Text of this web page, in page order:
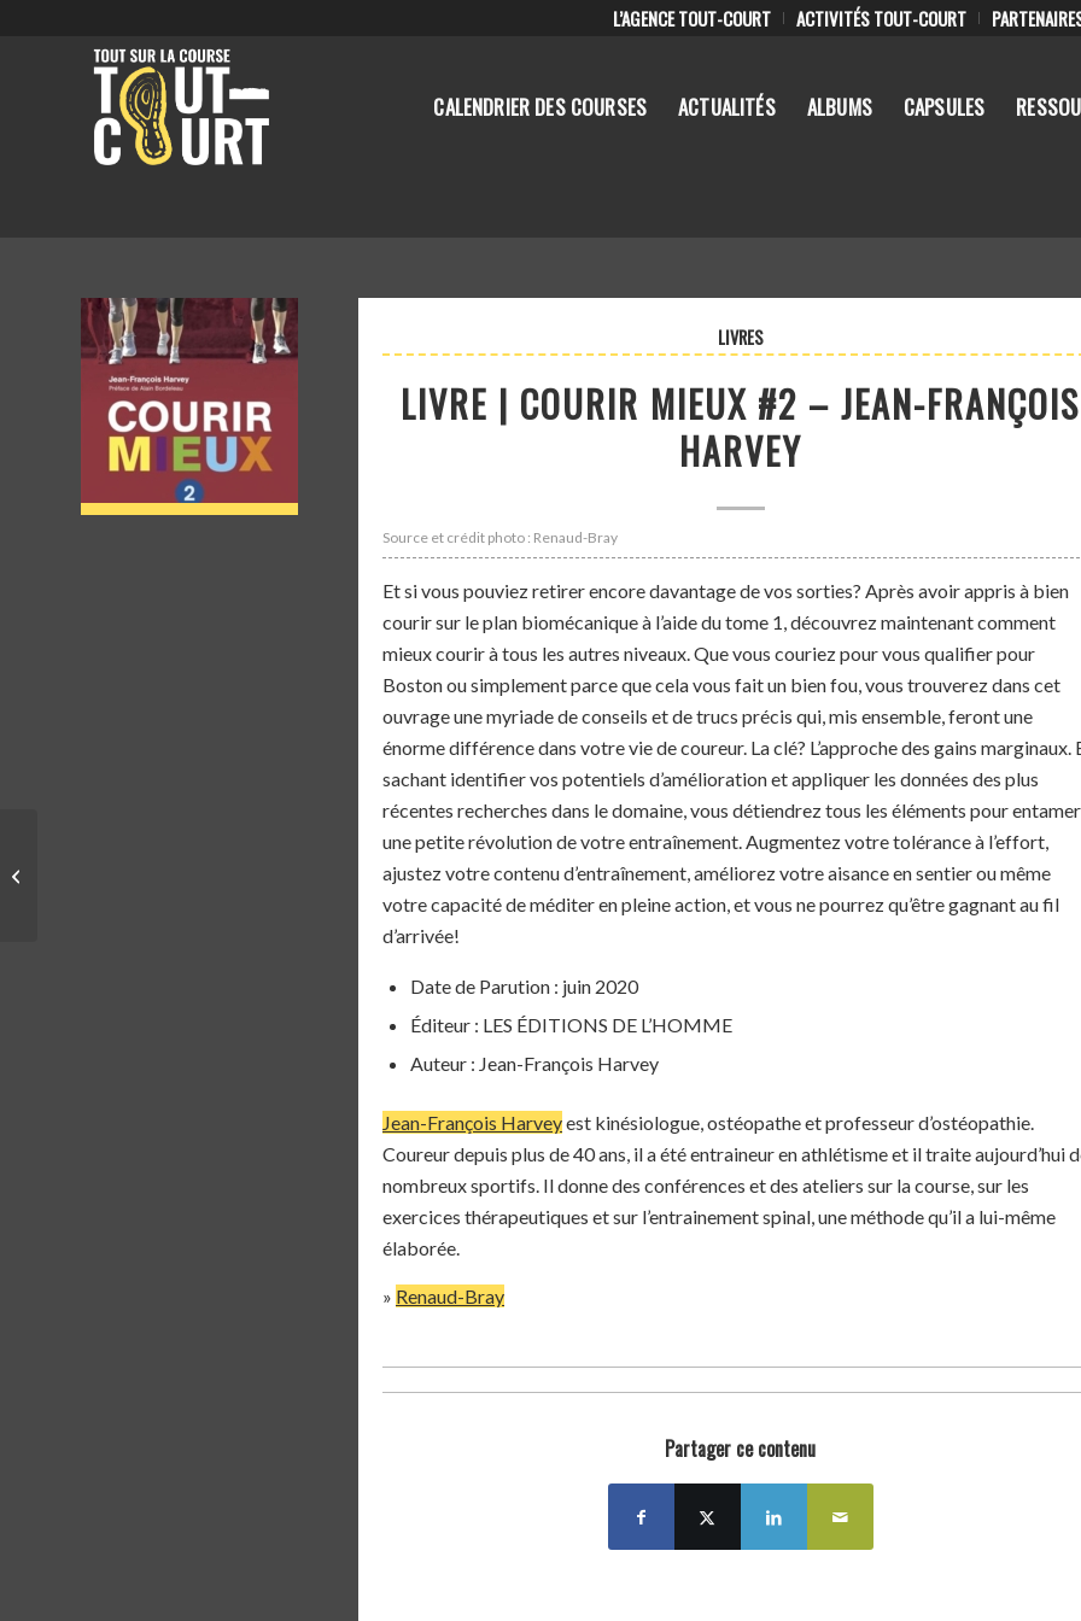
L’AGENCE TOUT-COURT ACTIVITÉS TOUT-COURT
CALENDRIER DES COURSES ACTUALITÉS ALBUMS CAPSULES
LIVRES
LIVRE | COURIR MIEUX #2 – JEAN-FRANÇOIS
HARVEY
Source et crédit photo : Renaud-Bray
Et si vous pouviez retirer encore davantage de vos sorties? Après avoir appris à bien
courir sur le plan biomécanique à l’aide du tome 1, découvrez maintenant comment
mieux courir à tous les autres niveaux. Que vous couriez pour vous qualifier pour
Boston ou simplement parce que cela vous fait un bien fou, vous trouverez dans cet
ouvrage une myriade de conseils et de trucs précis qui, mis ensemble, feront une
énorme différence dans votre vie de coureur. La clé? L’approche des gains marginaux.
sachant identifier vos potentiels d’amélioration et appliquer les données des plus
récentes recherches dans le domaine, vous détiendrez tous les éléments pour entamer
une petite révolution de votre entraînement. Augmentez votre tolérance à l’effort,
ajustez votre contenu d’entraînement, améliorez votre aisance en sentier ou même
votre capacité de méditer en pleine action, et vous ne pourrez qu’être gagnant au fil
d’arrivée!
Date de Parution : juin 2020
Éditeur : LES ÉDITIONS DE L’HOMME
Auteur : Jean-François Harvey
Jean-François Harveyest kinésiologue, ostéopathe et professeur d’ostéopathie.
Coureur depuis plus de 40 ans, il a été entraineur en athlétisme et il traite aujourd’hui
nombreux sportifs. Il donne des conférences et des ateliers sur la course, sur les
exercices thérapeutiques et sur l’entrainement spinal, une méthode qu’il a lui-même
élaborée.
» Renaud-Bray
Partager ce contenu